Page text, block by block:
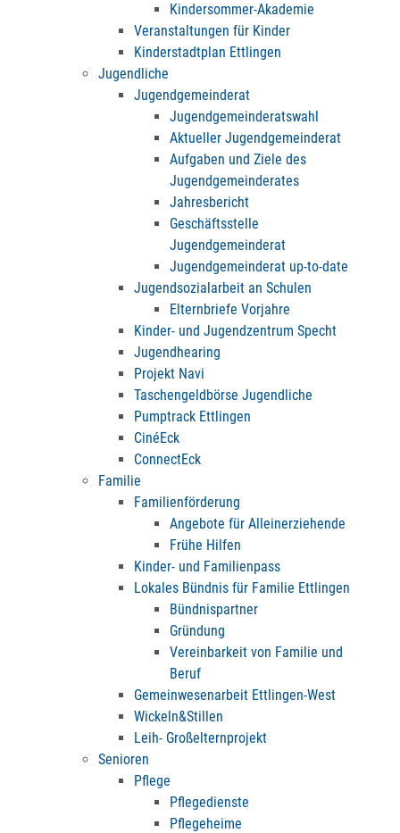
Kindersommer-Akademie
Veranstaltungen für Kinder
Kinderstadtplan Ettlingen
Jugendliche
Jugendgemeinderat
Jugendgemeinderatswahl
Aktueller Jugendgemeinderat
Aufgaben und Ziele des
Jugendgemeinderates
Jahresbericht
Geschäftsstelle
Jugendgemeinderat
Jugendgemeinderat up-to-date
Jugendsozialarbeit an Schulen
Elternbriefe Vorjahre
Kinder- und Jugendzentrum Specht
Jugendhearing
Projekt Navi
Taschengeldbörse Jugendliche
Pumptrack Ettlingen
CinéEck
ConnectEck
Familie
Familienförderung
Angebote für Alleinerziehende
Frühe Hilfen
Kinder- und Familienpass
Lokales Bündnis für Familie Ettlingen
Bündnispartner
Gründung
Vereinbarkeit von Familie und
Beruf
Gemeinwesenarbeit Ettlingen-West
Wickeln&Stillen
Leih- Großelternprojekt
Senioren
Pflege
Pflegedienste
Pflegeheime